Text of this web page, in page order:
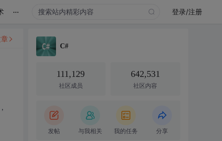
... 登录/注册
C#
111,129
社区成员
642,531
社区内容
发帖 与我相关 我的任务 分享